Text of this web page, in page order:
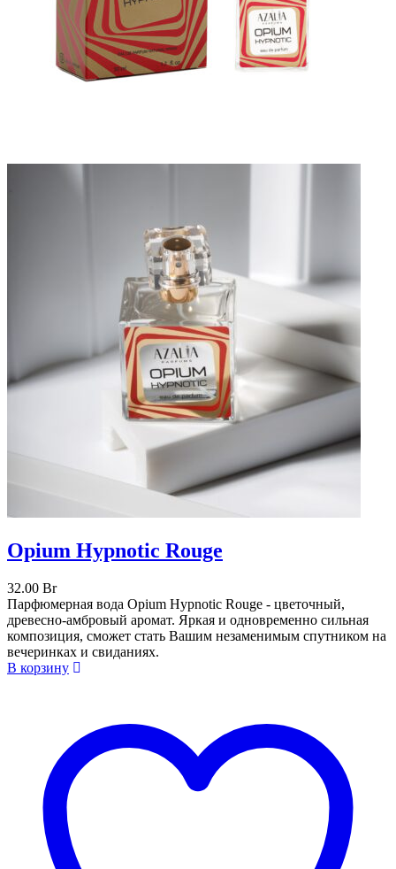
Opium Hypnotic Rouge
32.00 Br
Парфюмерная вода Opium Hypnotic Rouge - цветочный,
древесно-амбровый аромат. Яркая и одновременно сильная
композиция, сможет стать Вашим незаменимым спутником на
вечеринках и свиданиях.
В корзину